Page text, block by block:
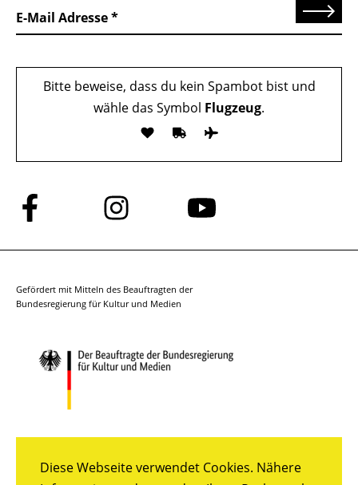
Diese Webseite verwendet Cookies. Nähere
E-Mail Adresse Senden
Bitte beweise, dass du kein Spambot bist und
wähle das Symbol Flugzeug.
Folge
uns
auf
Folge
uns
auf
Folge
auf
Gefördert mit Mitteln des Beauftragten der
Bundesregierung für Kultur und Medien